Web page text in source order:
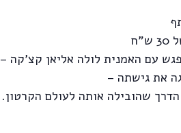
עם האמנית לולה אליאן קצ'קה –
את גישתה –